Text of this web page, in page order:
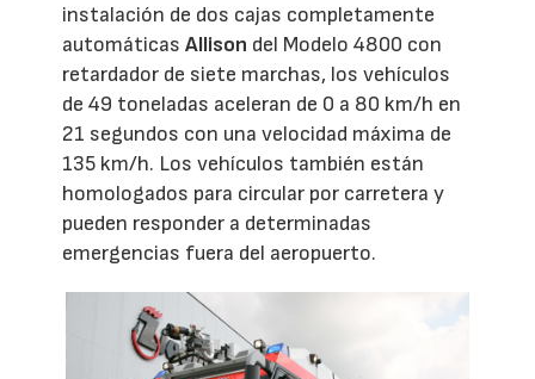
instalación de dos cajas completamente
automáticasAllison del Modelo 4800 con
retardador de siete marchas, los vehículos
de 49 toneladas aceleran de 0 a 80 km/h en
21 segundos con una velocidad máxima de
135 km/h. Los vehículos también están
homologados para circular por carretera y
pueden responder a determinadas
emergencias fuera del aeropuerto.